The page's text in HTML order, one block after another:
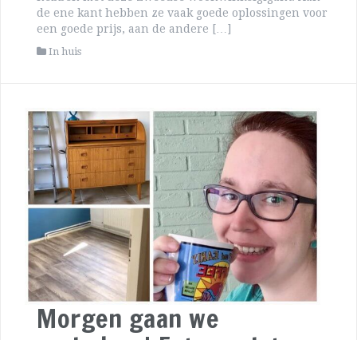
de ene kant hebben ze vaak goede oplossingen voor
een goede prijs, aan de andere […]
In huis
Morgen gaan we